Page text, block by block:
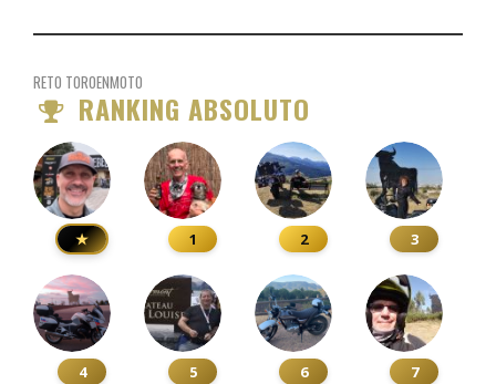
RETO TOROENMOTO
RANKING ABSOLUTO
★ 1 2 3
4 5 6 7